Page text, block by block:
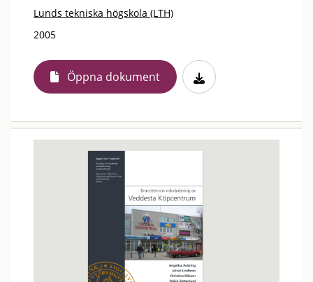
Lunds tekniska högskola (LTH)
2005
Öppna dokument